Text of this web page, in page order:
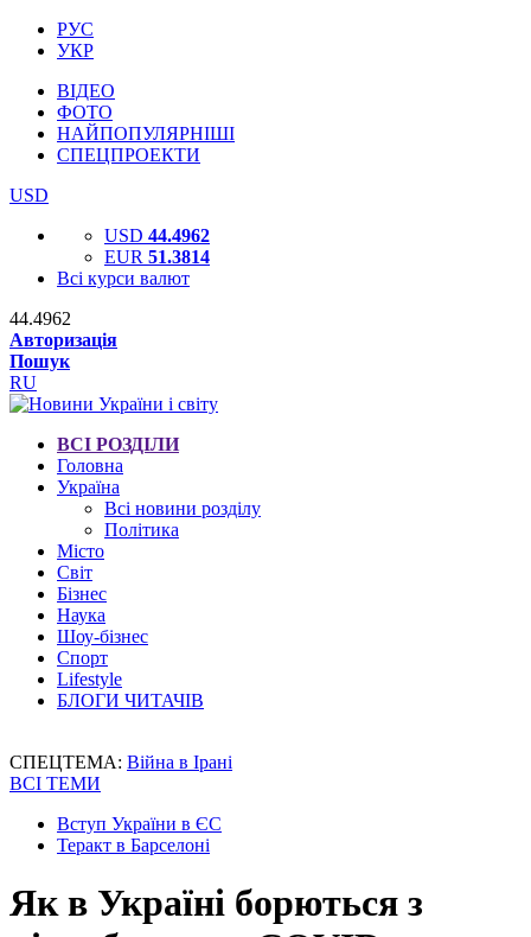
РУС
УКР
ВІДЕО
ФОТО
НАЙПОПУЛЯРНІШІ
СПЕЦПРОЕКТИ
USD
USD 44.4962
EUR 51.3814
Всі курси валют
44.4962
Авторизація
Пошук
RU
ВСІ РОЗДІЛИ
Головна
Україна
Всі новини розділу
Політика
Місто
Світ
Бізнес
Наука
Шоу-бізнес
Спорт
Lifestyle
БЛОГИ ЧИТАЧІВ
СПЕЦТЕМА: Війна в Ірані
ВСІ ТЕМИ
Вступ України в ЄС
Теракт в Барселоні
Як в Україні борються з